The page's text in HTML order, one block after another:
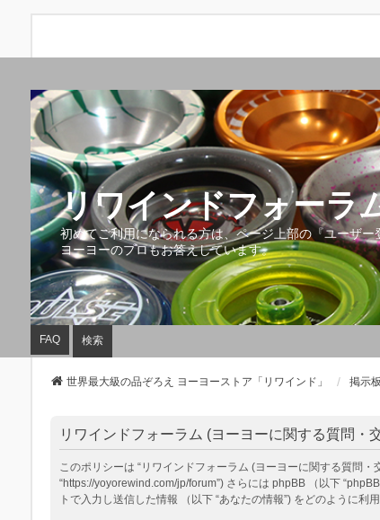
リワインドフォーラ
初めてご利用になられる方は、ページ上部の『ユーザ
ヨーヨーのプロもお答えしています。
FAQ 検索
世界最大級の品ぞろえ ヨーヨーストア「リワインド」 掲示
リワインドフォーラム (ヨーヨーに関する質問・
このポリシーは “リワインドフォーラム (ヨーヨーに関する質問・
“https://yoyorewind.com/jp/forum”) さらには phpBB （以下
トで入力し送信した情報 （以下 “あなたの情報”) をどのように利